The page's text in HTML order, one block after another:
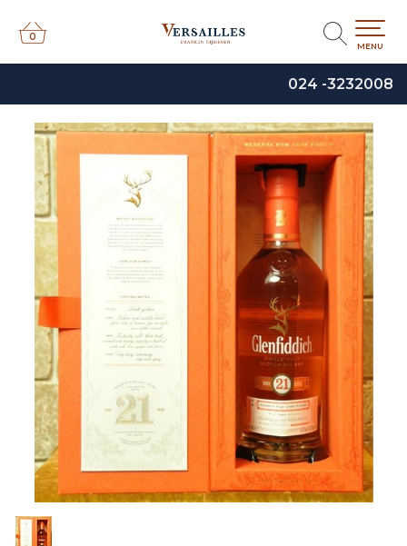
024 -3232008
0
0
MENU